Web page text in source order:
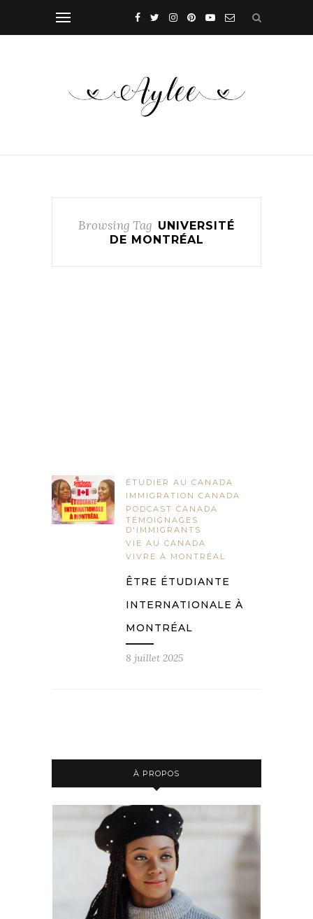
Browsing Tag UNIVERSITÉ
DE MONTRÉAL
ÉTUDIER AU CANADA
IMMIGRATION CANADA
PODCAST CANADA
TÉMOIGNAGES
D'IMMIGRANTS
VIE AU CANADA
VIVRE À MONTRÉAL
ÊTRE ÉTUDIANTE
INTERNATIONALE À
MONTRÉAL
8 juillet 2025
À PROPOS